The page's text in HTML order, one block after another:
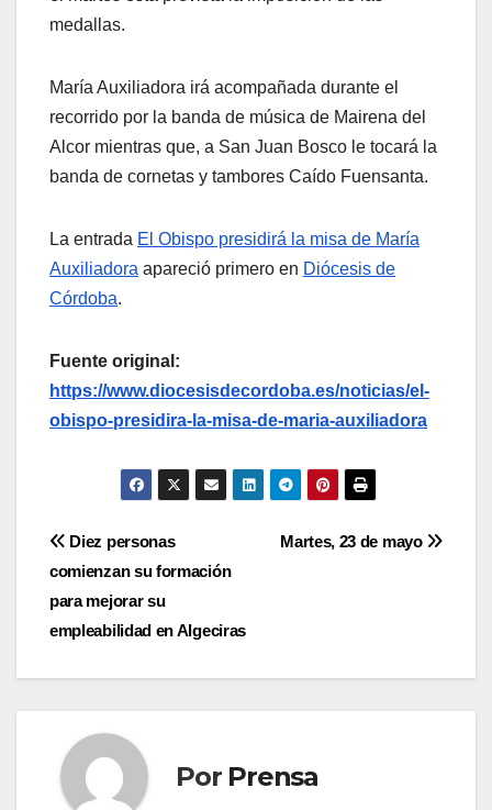
medallas.
María Auxiliadora irá acompañada durante el
recorrido por la banda de música de Mairena del
Alcor mientras que, a San Juan Bosco le tocará la
banda de cornetas y tambores Caído Fuensanta.
La entrada El Obispo presidirá la misa de María
Auxiliadora apareció primero en Diócesis de
Córdoba.
Fuente original:
https://www.diocesisdecordoba.es/noticias/el-
obispo-presidira-la-misa-de-maria-auxiliadora
Navegación
de
entradas
Martes, 23 de mayo
Diez personas
comienzan su formación
para mejorar su
empleabilidad en Algeciras
Por Prensa